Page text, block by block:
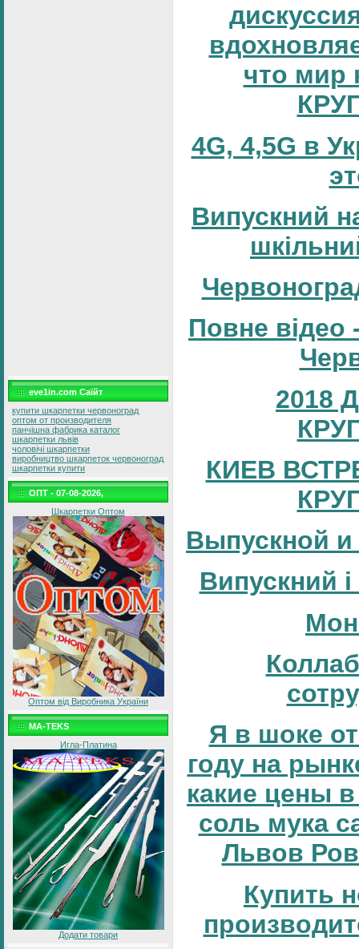
eve1in.com Саїйт
купити шкарпетки червоноград
оптом от производителя
панчішна фабрика каталог
шкарпетки львів
чоловічі шкарпетки
виробництво шкарпеток червоноград
шкарпетки купити
ОПТ - 07-08-2026,
Шкарпетки Оптом
Оптом від Виробника України
MA-TEKS
Игла-Платина
Додати товари
что мир
4G, 4,5G в
Випускний
Повне відео
2018
КИЕВ
Выпускной и
Випускний
Я в шоке
году на
какие цены
соль мука
Львов
Купить